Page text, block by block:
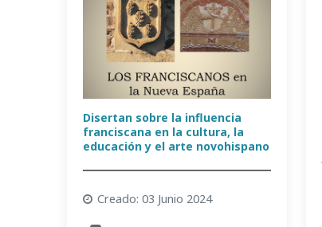
Disertan sobre la influencia
franciscana en la cultura, la
educación y el arte novohispano
Creado: 03 Junio 2024